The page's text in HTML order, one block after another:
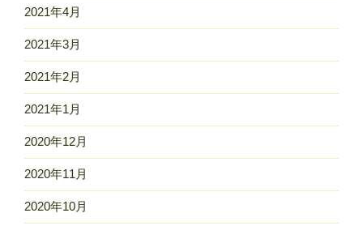
2021年4月
2021年3月
2021年2月
2021年1月
2020年12月
2020年11月
2020年10月